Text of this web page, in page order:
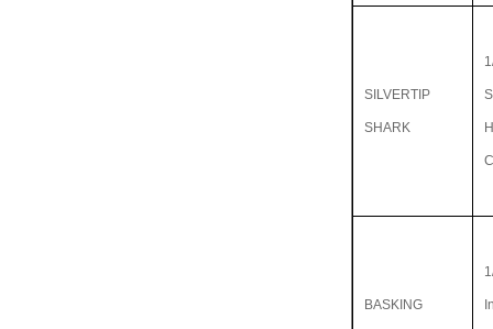
SILVERTIP
SHARK
BASKING